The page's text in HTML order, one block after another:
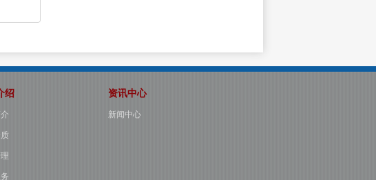
绍 资讯中心
新闻中心